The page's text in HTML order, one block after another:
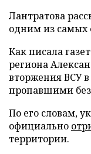
Лантратова
одним из самых
Как писала
региона
вторжения ВСУ
пропавшими без
По его словам,
официально
территории.